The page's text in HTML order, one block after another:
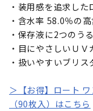
・装用感を追求し
・含水率 58.0％の
・保存液に2つのう
・目にやさしいＵＶ
・扱いやすいブリス
＞【お得】ロート
（90枚入）はこちら